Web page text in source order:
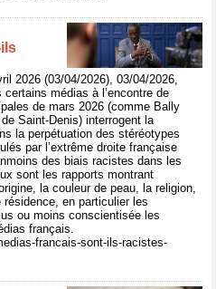
2026 (03/04/2026), 03/04/2026,
médias à l’encontre de
de mars 2026 (comme Bally
Saint-Denis) interrogent la
la perpétuation des stéréotypes
par l’extrême droite française
des biais racistes dans les
sont les rapports montrant
la couleur de peau, la religion,
en particulier les
ou moins conscientisée les
français.
francais-sont-ils-racistes-